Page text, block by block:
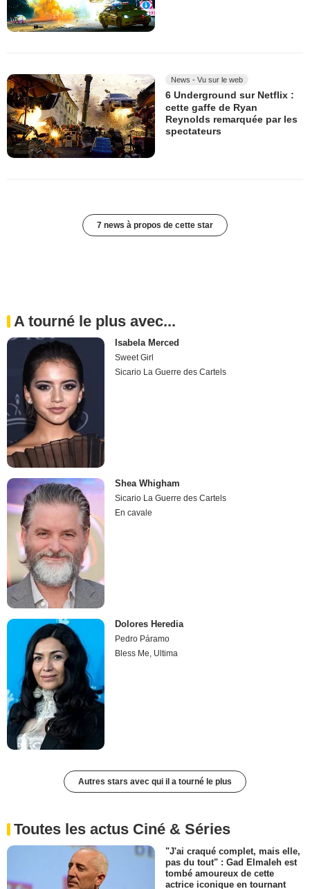
News - Vu sur le web
6 Underground sur Netflix :
cette gaffe de Ryan
Reynolds remarquée par les
spectateurs
7 news à propos de cette star
A tourné le plus avec...
Isabela Merced
Sweet Girl
Sicario La Guerre des Cartels
Shea Whigham
Sicario La Guerre des Cartels
En cavale
Dolores Heredia
Pedro Páramo
Bless Me, Ultima
Autres stars avec qui il a tourné le plus
Toutes les actus Ciné & Séries
"J'ai craqué complet, mais elle,
pas du tout" : Gad Elmaleh est
tombé amoureux de cette
actrice iconique en tournant